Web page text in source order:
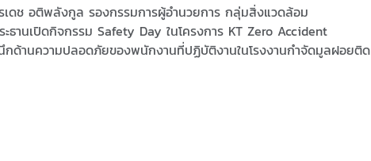
ดช​ อติพลังกูล รองกรรมการผู้อำนวยการ​ กลุ่ม​สิ่งแวดล้อม
ธานเปิดกิจกรรม​ Safety​ Day​ ในโครงการ​ KT​ Zero​ Accident
กด้านความปลอดภัย​ของพนักงาน​ที่ปฏิบัติงาน​ในโรงงานกำ​จัด​มูลฝอย​ติด